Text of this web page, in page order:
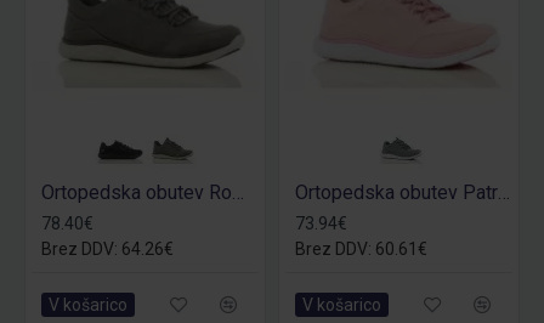
Ortopedska obutev Roman O1
78.40€
Brez DDV: 64.26€
V košarico
Ortopedska obutev Patricia O1
73.94€
Brez DDV: 60.61€
V košarico